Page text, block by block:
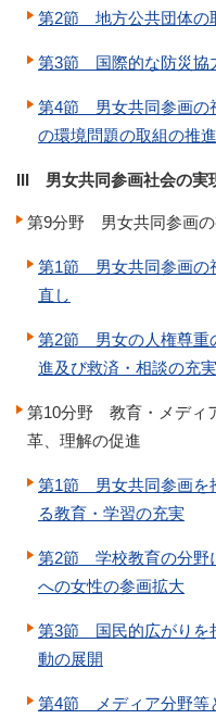
第2節 地方公共団体の
第3節 国際的な防災協
第4節 男女共同参画の
の環境問題の取組の推進
III 男女共同参画社会の実
第9分野 男女共同参画の
第1節 男女共同参画の
直し
第2節 男女の人権尊重
進及び救済・相談の充実
第10分野 教育・メディ
革、理解の促進
第1節 男女共同参画を
る教育・学習の充実
第2節 学校教育の分野
への女性の参画拡大
第3節 国民的広がりを
動の展開
第4節 メディア分野等